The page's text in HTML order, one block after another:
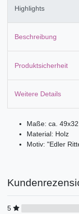
Highlights
Beschreibung
Produktsicherheit
Weitere Details
Maße: ca.
Material: Holz
Motiv: "Edler
5